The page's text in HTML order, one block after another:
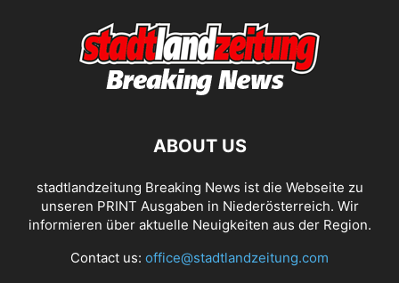
ABOUT US
stadtlandzeitung Breaking News ist die Webseite zu
unseren PRINT Ausgaben in Niederösterreich. Wir
informieren über aktuelle Neuigkeiten aus der Region.
Contact us: office@stadtlandzeitung.com